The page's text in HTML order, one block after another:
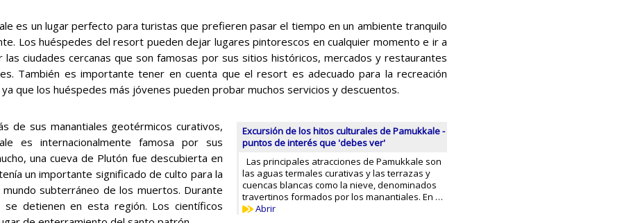
es un lugar perfecto para turistas que prefieren pasar el tiempo en un ambiente tranquilo
Los huéspedes del resort pueden dejar lugares pintorescos en cualquier momento e ir a
las ciudades cercanas que son famosas por sus sitios históricos, mercados y restaurantes
También es importante tener en cuenta que el resort es adecuado para la recreación
ya que los huéspedes más jóvenes pueden probar muchos servicios y descuentos.
Excursión de los hitos culturales de Pamukkale -
puntos de interés que 'debes ver'
Las principales atracciones de Pamukkale son
las aguas termales curativas y las terrazas y
cuencas blancas como la nieve, denominados
travertinos formados por los manantiales. En …
Abrir
de sus manantiales geotérmicos curativos,
es internacionalmente famosa por sus
una cueva de Plutón fue descubierta en
un importante significado de culto para la
subterráneo de los muertos. Durante
se detienen en esta región. Los científicos